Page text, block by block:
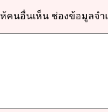
คนอื่นเห็น ช่องข้อมูลจำ